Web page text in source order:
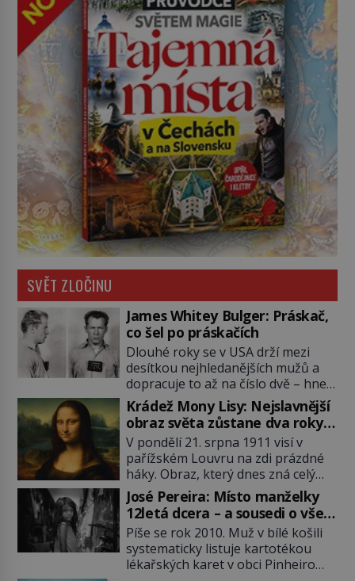
SVĚT ZLOČINU
James Whitey Bulger: Práskač,
co šel po práskačích
Dlouhé roky se v USA drží mezi
desítkou nejhledanějších mužů a
dopracuje to až na číslo dvě – hned
po Usámovi bin Ládinovi (1957–
2011). To je James „Whitey“ Bulger
(1929–2018) viněný ze spoluúčasti
na 19 vraždách, vydírání a lichvy. A
samozřejmě, krom toho je ještě
drogový dealer, který neváhá
odstranit z cesty všechny práskače,
zatímco […]
Krádež Mony Lisy: Nejslavnější
obraz světa zůstane dva roky
nezvěstný
V pondělí 21. srpna 1911 visí v
pařížském Louvru na zdi prázdné
háky. Obraz, který dnes zná celý
svět, je pryč. Zpočátku si nikdo
nemyslí, že jde o krádež.
Zaměstnanci jsou přesvědčeni, že
Mona Lisa je jen v restaurátorské
dílně nebo u fotografa. Když se
ukáže pravda, propukne jeden z
José Pereira: Místo manželky
12letá dcera – a sousedi o všem
vědí!
Píše se rok 2010. Muž v bílé košili
systematicky listuje kartotékou
lékařských karet v obci Pinheiro